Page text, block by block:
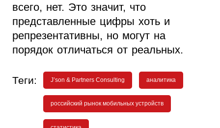
всего, нет. Это значит, что
представленные цифры хоть и
репрезентативны, но могут на
порядок отличаться от реальных.
Теги: J’son & Partners Consulting аналитика
российский рынок мобильных устройств